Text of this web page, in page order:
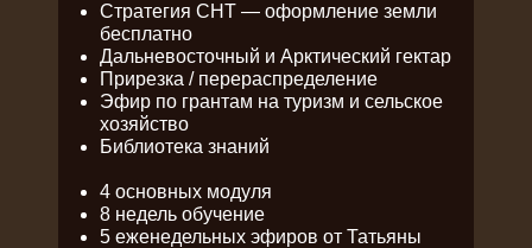
Стратегия СНТ — оформление земли
бесплатно
Дальневосточный и Арктический гектар
Прирезка / перераспределение
Эфир по грантам на туризм и сельское
хозяйство
Библиотека знаний
4 основных модуля
8 недель обучение
5 еженедельных эфиров от Татьяны